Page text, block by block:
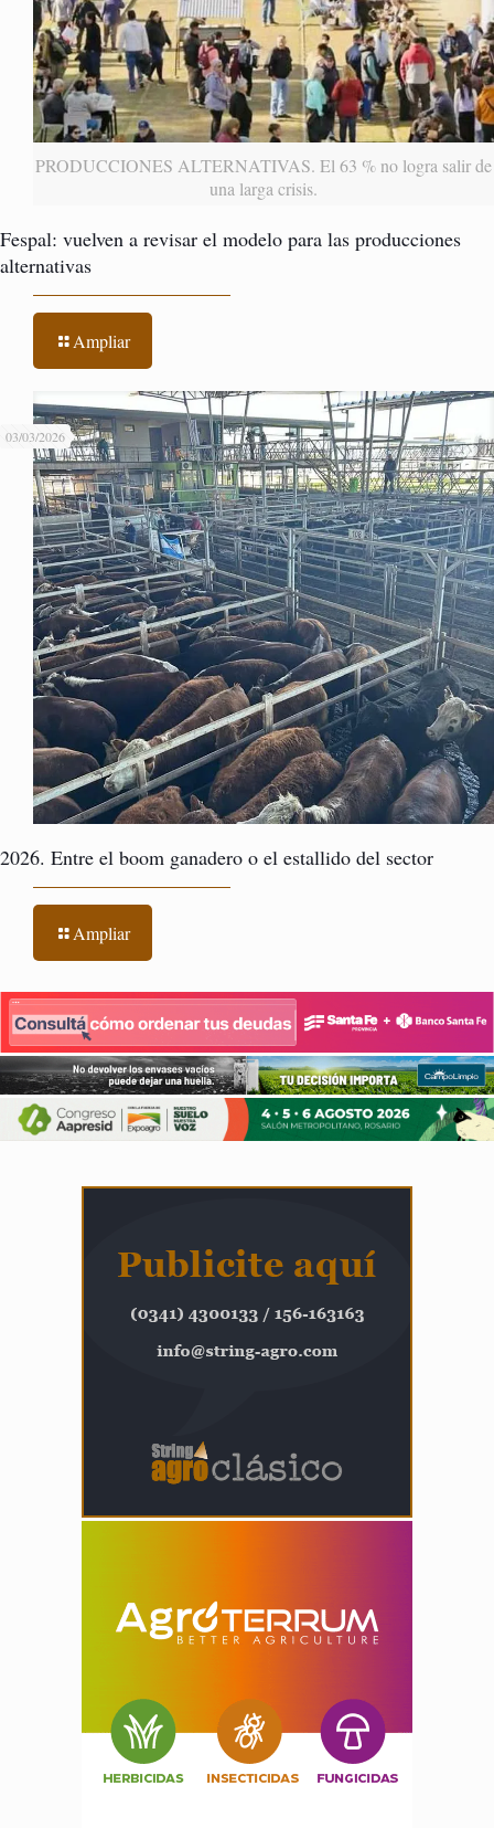
PRODUCCIONES ALTERNATIVAS. El 63 % no logra salir de
una larga crisis.
Fespal: vuelven a revisar el modelo para las producciones
alternativas
Ampliar
03/03/2026
2026. Entre el boom ganadero o el estallido del sector
Ampliar